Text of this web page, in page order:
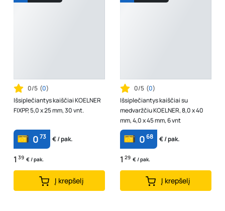
0/5 (0)
Išsiplečiantys kaiščiai KOELNER
FIXPP, 5,0 x 25 mm, 30 vnt.
073 € / pak.
1 39 € / pak.
Į krepšelį
0/5 (0)
Išsiplečiantys kaiščiai su
medvaržčiu KOELNER, 8,0 x 40
mm, 4,0 x 45 mm, 6 vnt
068 € / pak.
1 29 € / pak.
Į krepšelį